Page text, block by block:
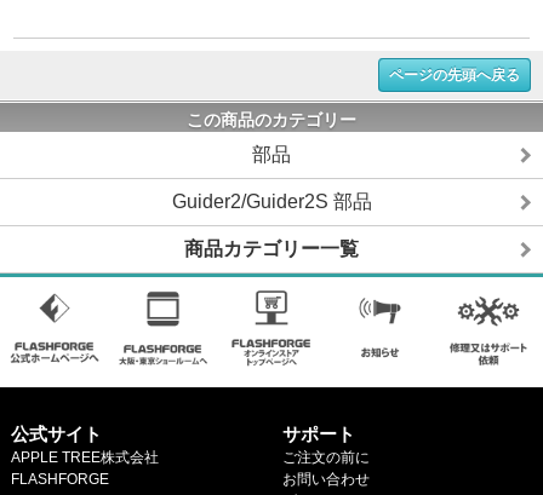
ページの先頭へ戻る
この商品のカテゴリー
部品
Guider2/Guider2S 部品
商品カテゴリー一覧
公式サイト
APPLE TREE株式会社
FLASHFORGE
サポート
ご注文の前に
お問い合わせ